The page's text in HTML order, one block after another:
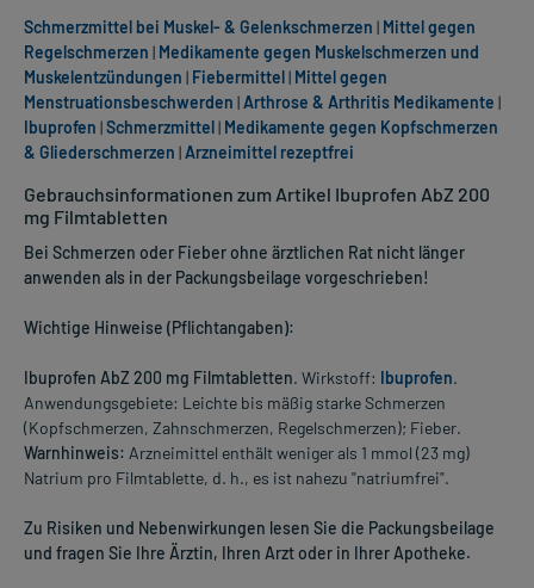
Gebrauchsinformationen zum Artikel Ibuprofen AbZ 200
mg Filmtabletten
Bei Schmerzen oder Fieber ohne ärztlichen Rat nicht länger
anwenden als in der Packungsbeilage vorgeschrieben!
Wichtige Hinweise (Pflichtangaben):
Ibuprofen AbZ 200 mg Filmtabletten. Wirkstoff: Ibuprofen.
Anwendungsgebiete: Leichte bis mäßig starke Schmerzen
(Kopfschmerzen, Zahnschmerzen, Regelschmerzen); Fieber.
Warnhinweis: Arzneimittel enthält weniger als 1 mmol (23 mg)
Natrium pro Filmtablette, d. h., es ist nahezu "natriumfrei".
Zu Risiken und Nebenwirkungen lesen Sie die Packungsbeilage
und fragen Sie Ihre Ärztin, Ihren Arzt oder in Ihrer Apotheke.
Schmerzmittel bei Muskel- & Gelenkschmerzen | Mittel gegen
Regelschmerzen | Medikamente gegen Muskelschmerzen und
Muskelentzündungen | Fiebermittel| Mittel gegen
Menstruationsbeschwerden |Arthrose & Arthritis Medikamente |
Ibuprofen |Schmerzmittel| Medikamente gegen Kopfschmerzen
& Gliederschmerzen |Arzneimittel rezeptfrei